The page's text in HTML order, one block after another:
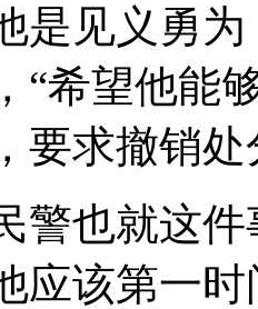
是见义勇
“希望他能
要求撤销
也就这件
应该第一